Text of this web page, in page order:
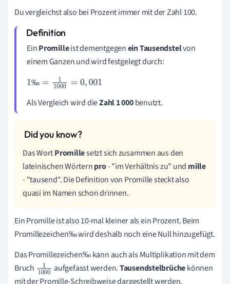
Du vergleichst also bei Prozent immer mit der Zahl 100.
EinPromilleist dementgegenein Tausendstelvon
einem Ganzen und wird festgelegt durch:
‰
1‰ =11 000= 0,001
Als Vergleich wird dieZahl 1 000benutzt.
Das WortPromillesetzt sich zusammen aus den
lateinischen Wörternpro- "im Verhältnis zu" und mille
- "tausend". Die Definition von Promille steckt also
quasi im Namen schon drinnen.
Ein Promille ist also 10-mal kleiner als ein Prozent. Beim
Promillezeichen‰
‰wird deshalb noch eine Null hinzugefügt.
Das Promillezeichen‰
‰kann auch als Multiplikation mit dem
Bruch 1100 aufgefasst werden.Tausendstelbrüchekönnen
mit der Promille-Schreibweise dargestellt werden.